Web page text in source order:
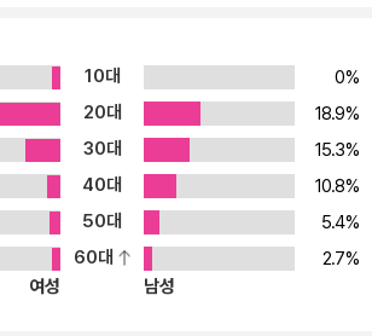
, 종교 단체, 군대, 정당 등 모든 대규모 조직
여기서 말하는 관료란 국가 공무원으로서의
업의 관리직 사원, 그 밖에 여러 기능적인 단체
료제는 현대 사회에서 법, 정치, 산업 등의 합
로서 점점 더 확산되는데, 그 이유는 관료제 조
형태보다 기술적으로 우월하기 때문이다. 즉
식을 수단으로 삼아 업무를 매우 효율적으로
렇지만 베버는 관료제의 확산이 가져오는 부정
. 그는 현대 사회의 끊임없는 관료제화가 이 세
10대
0%
20대
18.9%
30대
15.3%
40대
10.8%
50대
5.4%
60대
2.7%
여성
남성